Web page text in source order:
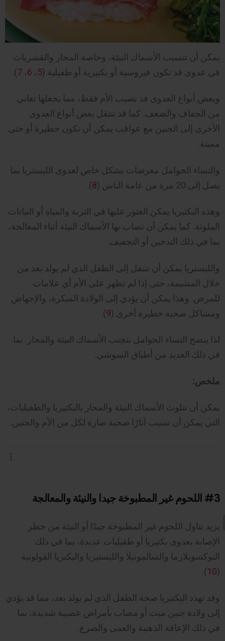
يمكن أن تتسبب الأسماك النيئة، وخاصة المحار والقشريات
في عدوى قد تكون فيروسية أو بكتيرية أو طفيلية (5، 6، 7
).
وبعض أنواع العدوى قد تصيب الأم فقط، مما يجعلها تعاني
من الجفاف والضعف. كما قد تنتقل بعض أنواع العدوى
الأخرى إلى الجنين مع عواقب يمكن أن تكون خطيرة أو حتى
مميتة.
والنساء الحوامل معرضات بشكل خاص لعدوى الليستريا بما
يصل إلى 20 مرة من عامة الناس (
8
).
وهذه البكتيريا يمكن العثور عليها في التربة والمياه أو النباتات
الملوثة. كما يمكن أن تصاب بها الأسماك النيئة أثناء المعالجة،
بما في ذلك التدخين أو التجفيف.
والليستريا يمكن أن تنتقل إلى الطفل الذي لم يولد بعد من
خلال المشيمة، حتى إذا لم تظهر على الأم أي علامات
للمرض. وهذا يمكن أن يؤدي إلى الولادة المبكرة، والإجهاض
ومشاكل صحية خطيرة أخرى (9
).
لذا ينصح النساء الحوامل بتجنب الأسماك النيئة والمحار. بما
في ذلك العديد من أطباق السوشي.
ملخص:
يمكن أن تتلوث الأسماك النيئة والمحار بالبكتيريا والطفيليات،
التي يمكن أن تسبب آثارًا صحية ضارة لكل من الأم والجنين.
#3 اللحوم غير المطبوخة جيدا والنيئة والمعالجة
يزيد تناول اللحوم غير المطبوخة جيدًا أو النيئة من خطر
الإصابة بعدوى بكتيريا أو طفيليات عديدة، بما في ذلك
التوكسوبلازما والسالمونيلا والليستيريا والبكتريا القولونية
(
10
).
وقد تهدد البكتيريا صحة الطفل الذي لم يولد بعد، مما قد يؤدي
إلى ولادة جنين ميت أو مصاب بأمراض عصبية شديدة، بما
في ذلك الإعاقة الذهنية والعمى والصرع.